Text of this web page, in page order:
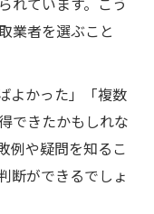
業者を選ぶこと
よかった」「複数
できたかもしれな
例や疑問を知るこ
断ができるでしょ